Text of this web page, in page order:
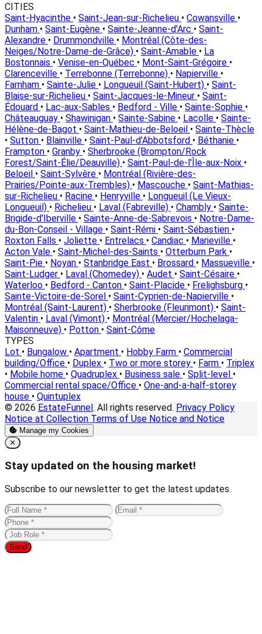
CITIES
Saint-Hyacinthe • Saint-Jean-sur-Richelieu • Cowansville •
Dunham • Saint-Eugène • Sainte-Jeanne-d'Arc • Saint-
Alexandre • Drummondville • Montréal (Côte-des-
Neiges/Notre-Dame-de-Grâce) • Saint-Amable • La
Bostonnais • Venise-en-Québec • Mont-Saint-Grégoire •
Clarenceville • Terrebonne (Terrebonne) • Napierville •
Farnham • Sainte-Julie • Longueuil (Saint-Hubert) • Saint-
Blaise-sur-Richelieu • Saint-Jacques-le-Mineur • Saint-
Édouard • Lac-aux-Sables • Bedford - Ville • Sainte-Sophie •
Châteauguay • Shawinigan • Sainte-Sabine • Lacolle • Sainte-
Hélène-de-Bagot • Saint-Mathieu-de-Beloeil • Sainte-Thècle
• Sutton • Blainville • Saint-Paul-d'Abbotsford • Béthanie •
Frampton • Granby • Sherbrooke (Brompton/Rock
Forest/Saint-Élie/Deauville) • Saint-Paul-de-l'Île-aux-Noix •
Beloeil • Saint-Sylvère • Montréal (Rivière-des-
Prairies/Pointe-aux-Trembles) • Mascouche • Saint-Mathias-
sur-Richelieu • Racine • Henryville • Longueuil (Le Vieux-
Longueuil) • Richelieu • Laval (Fabreville) • Chambly • Sainte-
Brigide-d'Iberville • Sainte-Anne-de-Sabrevois • Notre-Dame-
du-Bon-Conseil - Village • Saint-Rémi • Saint-Sébastien •
Roxton Falls • Joliette • Entrelacs • Candiac • Marieville •
Acton Vale • Saint-Michel-des-Saints • Otterburn Park •
Saint-Pie • Noyan • Stanbridge East • Brossard • Massueville •
Saint-Ludger • Laval (Chomedey) • Audet • Saint-Césaire •
Waterloo • Bedford - Canton • Saint-Placide • Frelighsburg •
Sainte-Victoire-de-Sorel • Saint-Cyprien-de-Napierville •
Montréal (Saint-Laurent) • Sherbrooke (Fleurimont) • Saint-
Valentin • Laval (Vimont) • Montréal (Mercier/Hochelaga-
Maisonneuve) • Potton • Saint-Côme
TYPES
Lot • Bungalow • Apartment • Hobby Farm • Commercial
building/Office • Duplex • Two or more storey • Farm • Triplex
• Mobile home • Quadruplex • Business sale • Split-level •
Commercial rental space/Office • One-and-a-half-storey
house • Quintuplex
© 2026 EstateFunnel. All rights reserved. Privacy Policy
Notice at Collection Terms of Use Notice and Notice
Manage my Cookies
Close
✕
Stay updated on the housing market!
Subscribe to our newsletter to get the latest updates.
Send